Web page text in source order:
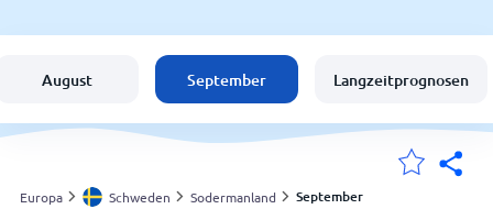
Schweiz
Deutschland
August September Langzeitprognosen
Europa Schweden Sodermanland September